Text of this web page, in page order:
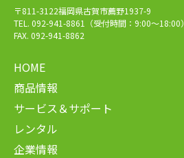
〒811-3122福岡県古賀市薦野1937-9
TEL. 092-941-8861（受付時間：9:00～18:00）
FAX. 092-941-8862
HOME
商品情報
サービス＆サポート
レンタル
企業情報